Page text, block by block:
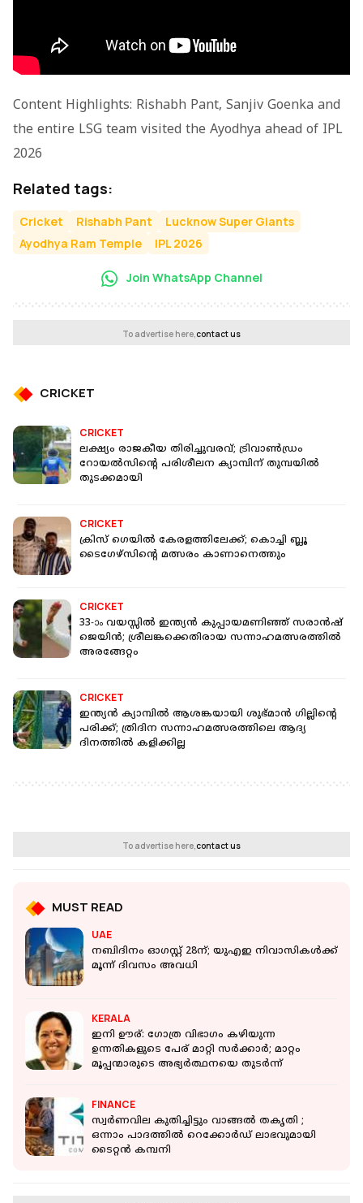
Content Highlights: Rishabh Pant, Sanjiv Goenka and
the entire LSG team visited the Ayodhya ahead of IPL
2026
Related tags:
Cricket Rishabh Pant
Lucknow Super Giants
Ayodhya Ram Temple
IPL 2026
Join WhatsApp Channel
To advertise here,contact us
CRICKET
CRICKET
ലക്ഷ്യം രാജകീയ തിരിച്ചുവരവ്; ട്രിവാൺഡ്രം
റോയൽസിന്‍റെ പരിശീലന ക്യാമ്പിന് തുമ്പയില്‍
തുടക്കമായി
CRICKET
ക്രിസ് ഗെയിൽ കേരളത്തിലേക്ക്; കൊച്ചി ബ്ലൂ
ടൈഗേഴ്സിന്റെ മത്സരം കാണാനെത്തും
CRICKET
33-ാം വയസ്സിൽ ഇന്ത്യൻ കുപ്പായമണിഞ്ഞ് സരാൻഷ്
ജെയിൻ; ശ്രീലങ്കക്കെതിരായ സന്നാഹമത്സരത്തിൽ
അരങ്ങേറ്റം
CRICKET
ഇന്ത്യൻ ക്യാമ്പിൽ ആശങ്കയായി ശുഭ്മാൻ ഗില്ലിന്റെ
പരിക്ക്; ത്രിദിന സന്നാഹമത്സരത്തിലെ ആദ്യ
ദിനത്തിൽ കളിക്കില്ല
To advertise here,contact us
MUST READ
UAE
നബിദിനം ഓഗസ്റ്റ് 28ന്; യുഎഇ നിവാസികൾക്ക്
മൂന്ന് ദിവസം അവധി
KERALA
ഇനി ഊര്: ഗോത്ര വിഭാഗം കഴിയുന്ന
ഉന്നതികളുടെ പേര് മാറ്റി സര്‍ക്കാർ; മാറ്റം
മൂപ്പന്മാരുടെ അഭ്യര്‍ത്ഥനയെ തുടർന്ന്
FINANCE
സ്വർണവില കുതിച്ചിട്ടും വാങ്ങൽ തകൃതി ;
ഒന്നാം പാദത്തിൽ റെക്കോർഡ് ലാഭവുമായി
ടൈറ്റൻ കമ്പനി